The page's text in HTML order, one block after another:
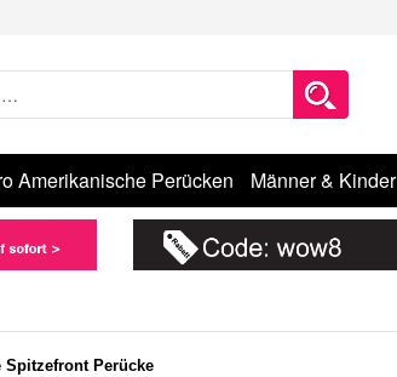
Amerikanische Perücken Männer & Kinder
Spitzefront Perücke